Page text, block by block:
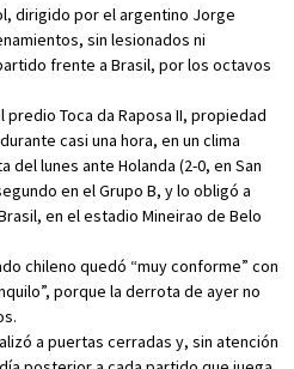
dirigido por el argentino Jorge
sin lesionados ni
frente a Brasil, por los octavos
Toca da Raposa II, propiedad
casi una hora, en un clima
lunes ante Holanda (2-0, en San
en el Grupo B, y lo obligó a
en el estadio Mineirao de Belo
chileno quedó “muy conforme” con
porque la derrota de ayer no
a puertas cerradas y, sin atención